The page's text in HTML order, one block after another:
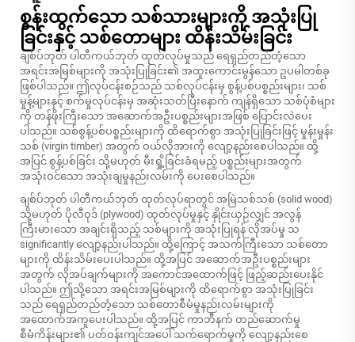
စွန်းထွက်သော သစ်သားများကို အသုံးပြု
ခြင်းနှင့် သစ်တောများ ထိန်းသိမ်းခြင်း
ချစ်ပ်ဘုတ် ပါတီကယ်ဘုတ် ထုတ်လုပ်မှုသည် ရေရှည်တည်တံ့သော
အရင်းအမြစ်များကို အသုံးပြုခြင်း၏ အထူးကောင်းမွန်သော ဥပမါတစ်ခု
ဖြစ်ပါသည်။ ဤလုပ်ငန်းစဉ်သည် သစ်လုပ်ငန်းမှ စွန့်ပစ်ပစ္စည်းများ၊ သစ်
မှုန့်များနှင့် စက်မှုလုပ်ငန်းမှ အဆုံးသတ်ပြီးနောက် ကျန်ရှိသော သစ်ပုံစံများ
ကို တန်ဖိုးကြီးသော အဆောက်အဦးပစ္စည်းများအဖြစ် ပြောင်းလဲပေး
ပါသည်။ သစ်စွန့်ပစ်ပစ္စည်းများကို ထိရောက်စွာ အသုံးပြုခြင်းဖြင့် မှုန်းမှုန်း
သစ် (virgin timber) အတွက် ဝယ်လိုအားကို လျော့နည်းစေပါသည်။ ထို့
အပြင် စွန့်ပစ်ခြင်း သို့မဟုတ် မီးရှို့ခြင်းခံရမည့် ပစ္စည်းများအတွက်
အသုံးဝင်သော အသုံးချမှုနည်းလမ်းကို ပေးစေပါသည်။
ချစ်ပ်ဘုတ် ပါတီကယ်ဘုတ် ထုတ်လုပ်ရာတွင် အမြဲသစ်သစ် (solid wood)
သို့မဟုတ် ပိုလီဝုဒ် (plywood) ထုတ်လုပ်မှုနှင့် နှိုင်းယှဉ်လျှင် အလွန်
ကြီးမားသော အချင်းရှိသည့် သစ်များကို အသုံးပြုရန် လိုအပ်မှု သ
significantly လျော့နည်းပါသည်။ ထို့ကြောင့် အသက်ကြီးသော သစ်တော
များကို ထိန်းသိမ်းပေးပါသည်။ ထို့အပြင် အဆောက်အဦးပစ္စည်းများ
အတွက် လိုအပ်ချက်များကို အကောင်အထောက်ဖြင့် ဖြည့်ဆည်းပေးနိုင်
ပါသည်။ ဤသို့သော အရင်းအမြစ်များကို ထိရောက်စွာ အသုံးပြုခြင်း
သည် ရေရှည်တည်တံ့သော သစ်တောစီမံမှုနည်းလမ်းများကို
အထောက်အကူပေးပါသည်။ ထို့အပြင် ကာဘီနက် တည်ဆောက်မှု
စီမံကိန်းများ၏ ပတ်ဝန်းကျင်အပေါ် သက်ရောက်မှုကို လျော့နည်းစေ